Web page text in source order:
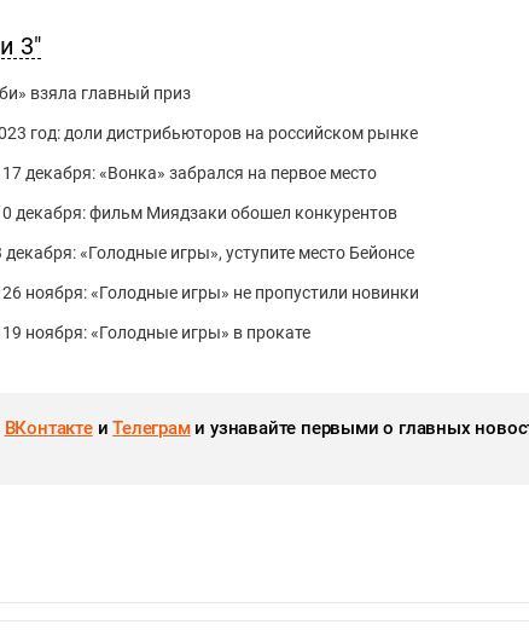
3"
взяла главный приз
год: доли дистрибьюторов на российском рынке
декабря: «Вонка» забрался на первое место
декабря: фильм Миядзаки обошел конкурентов
«Голодные игры», уступите место Бейонсе
ноября: «Голодные игры» не пропустили новинки
ноября: «Голодные игры» в прокате
ВКонтактеиТелеграми узнавайте первыми о главных